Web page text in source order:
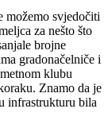
možemo svjedočiti
za nešto što
brojne
gradonačelniče i
klubu
Znamo da je
infrastrukturu bila